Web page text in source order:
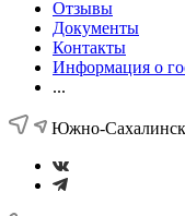
Отзывы
Документы
Контакты
Информация о
...
Южно-Сахалинск